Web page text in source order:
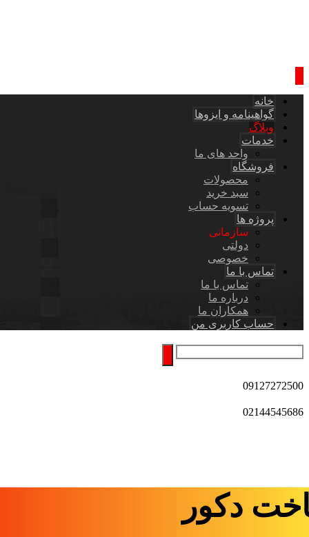
خانه
گواهینامه و ایزوها
وبلاگ
خدمات
واحد های ما
فروشگاه
محصولات
سبد خرید
تسویه حساب
پروژه ها
سازمانی
دولتی
خصوصی
تماس با ما
تماس با ما
درباره ما
همکاران ما
حساب کاربری من
09127272500
02144545686
دکور